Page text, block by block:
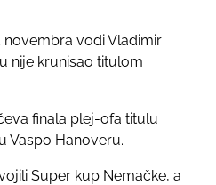
novembra vodi Vladimir
nije krunisao titulom
finala plej-ofa titulu
Vaspo Hanoveru.
Super kup Nemačke, a